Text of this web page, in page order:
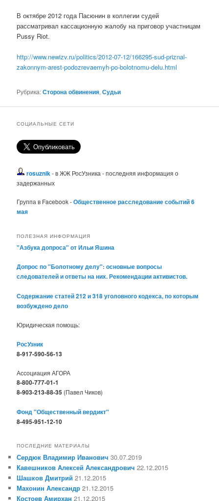
В октябре 2012 года Пасюнин в коллегии судей
рассматривал кассационную жалобу на приговор участницам
Pussy Riot.
http://www.newizv.ru/politics/2012-07-12/166295-sud-priznal-
zakonnym-arest-podozrevaemyh-po-bolotnomu-delu.html
Рубрика:Сторона обвинения,Судьи
СОЦИАЛЬНЫЕ СЕТИ
rosuznik- в ЖЖ РосУзника - последняя информация о
задержанных
Группа в Facebook -Общественное расследование событий 6
мая
ПОЛЕЗНАЯ ИНФОРМАЦИЯ
"Азбука допроса" от Ильи Яшина
Допрос по "Болотному делу": основные вопросы
следователей и ответы на них. Рекомендации активистов.
Содержание статей 212 и 318 уголовного кодекса, по которым
возбуждено дело
Юридическая помощь:
РосУзник
8-917-590-56-13
Ассоциация АГОРА
8-800-777-01-1
8-903-213-88-35 (Павел Чиков)
Фонд "Общественный вердикт"
8-495-951-12-10
ПОСЛЕДНИЕ МАТЕРИАЛЫ
Сердюк Владимир Иванович 30.07.2019
Кавешников Алексей Александрович 22.12.2015
Шашков Дмитрий 21.12.2015
Махонин Александр 21.12.2015
Костоев Амирхан 21.12.2015